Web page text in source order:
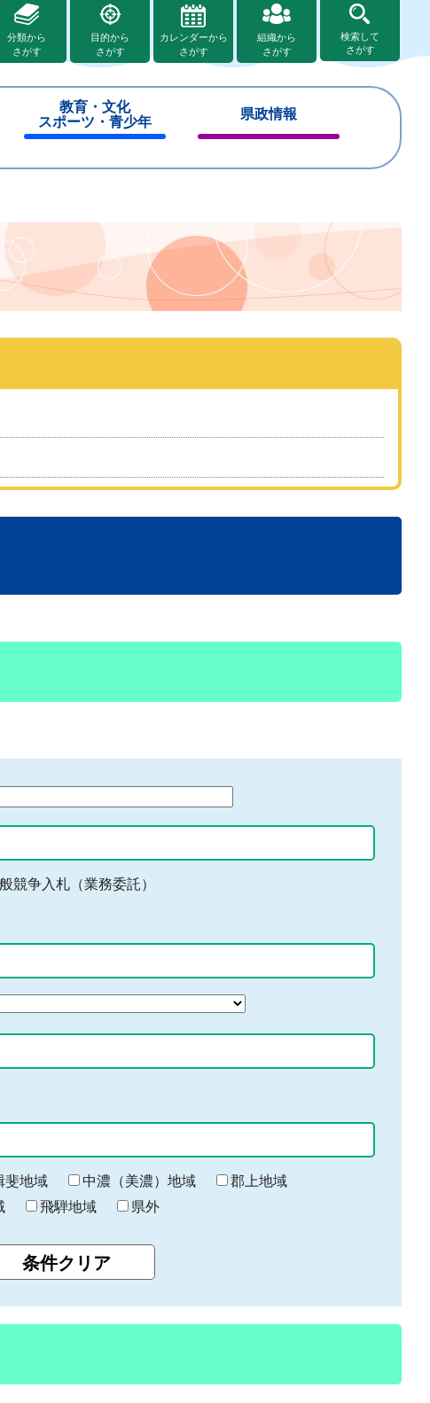
分類から
さがす
目的から
さがす
カレンダーから
さがす
組織から
さがす
検索して
さがす
教育・文化
スポーツ・青少年
じ
県政情報
じ
競争入札（業務委託）
斐地域 中濃（美濃）地域
郡上地域
飛騨地域 県外